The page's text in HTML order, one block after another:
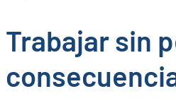
Trabajar sin